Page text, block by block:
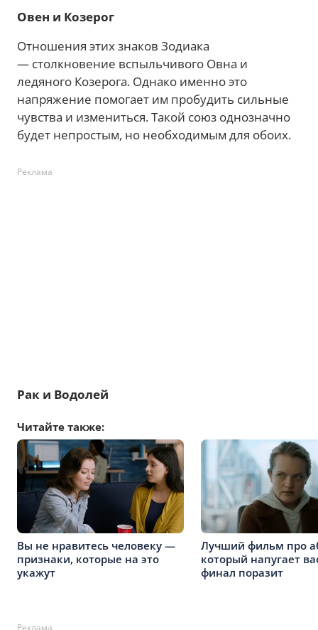
Овен и Козерог
Отношения этих знаков Зодиака
— столкновение вспыльчивого Овна и
ледяного Козерога. Однако именно это
напряжение помогает им пробудить сильные
чувства и измениться. Такой союз однозначно
будет непростым, но необходимым для обоих.
Реклама
Рак и Водолей
Читайте также:
Вы не нравитесь человеку —
признаки, которые на это
укажут
Лучший фильм про
который напугает
финал поразит
Реклама